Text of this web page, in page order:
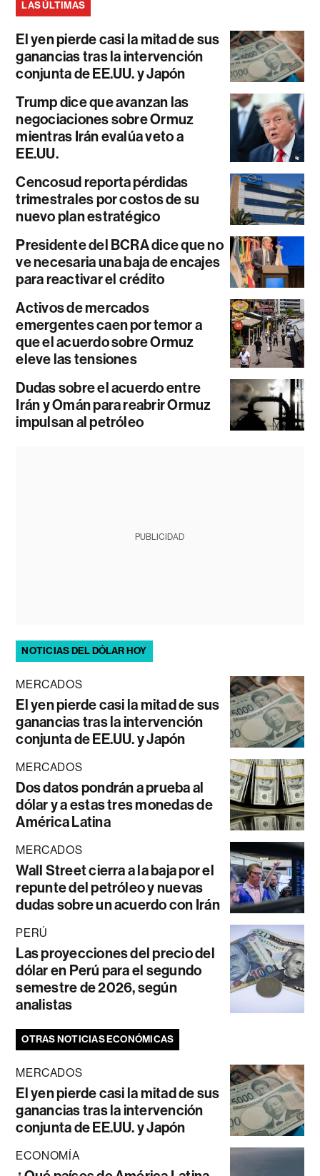
LAS ÚLTIMAS
El yen pierde casi la mitad de sus
ganancias tras la intervención
conjunta de EE.UU. y Japón
Trump dice que avanzan las
negociaciones sobre Ormuz
mientras Irán evalúa veto a
EE.UU.
Cencosud reporta pérdidas
trimestrales por costos de su
nuevo plan estratégico
Presidente del BCRA dice que no
ve necesaria una baja de encajes
para reactivar el crédito
Activos de mercados
emergentes caen por temor a
que el acuerdo sobre Ormuz
eleve las tensiones
Dudas sobre el acuerdo entre
Irán y Omán para reabrir Ormuz
impulsan al petróleo
PUBLICIDAD
NOTICIAS DEL DÓLAR HOY
MERCADOS
El yen pierde casi la mitad de sus
ganancias tras la intervención
conjunta de EE.UU. y Japón
MERCADOS
Dos datos pondrán a prueba al
dólar y a estas tres monedas de
América Latina
MERCADOS
Wall Street cierra a la baja por el
repunte del petróleo y nuevas
dudas sobre un acuerdo con Irán
PERÚ
Las proyecciones del precio del
dólar en Perú para el segundo
semestre de 2026, según
analistas
OTRAS NOTICIAS ECONÓMICAS
MERCADOS
El yen pierde casi la mitad de sus
ganancias tras la intervención
conjunta de EE.UU. y Japón
ECONOMÍA